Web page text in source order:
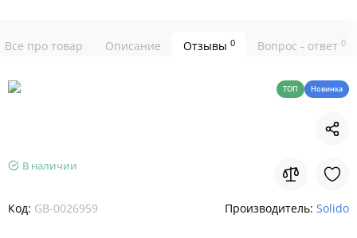
Все про товар Описание Отзывы 0 Вопрос - ответ 0
ТОП Новинка
В наличии
Код: GB-0026959 Производитель: Solido